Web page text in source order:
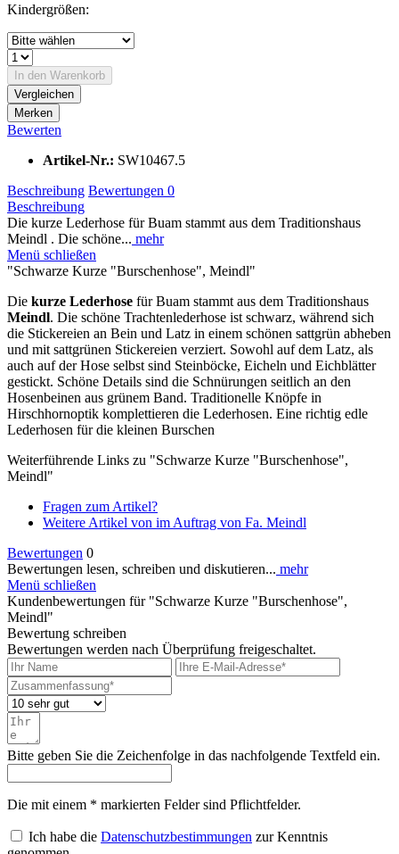
Kindergrößen:
In den Warenkorb
Vergleichen
Merken
Bewerten
Artikel-Nr.: SW10467.5
Beschreibung Bewertungen 0
Beschreibung
Die kurze Lederhose für Buam stammt aus dem Traditionshaus
Meindl . Die schöne... mehr
Menü schließen
"Schwarze Kurze "Burschenhose", Meindl"
Die kurze Lederhose für Buam stammt aus dem Traditionshaus
Meindl. Die schöne Trachtenlederhose ist schwarz, während sich
die Stickereien an Bein und Latz in einem schönen sattgrün abheben
und mit sattgrünen Stickereien verziert. Sowohl auf dem Latz, als
auch auf der Hose selbst sind Steinböcke, Eicheln und Eichblätter
gestickt. Schöne Details sind die Schnürungen seitlich an den
Hosenbeinen aus grünem Band. Traditionelle Knöpfe in
Hirschhornoptik komplettieren die Lederhosen. Eine richtig edle
Lederhosen für die kleinen Burschen
Weiterführende Links zu "Schwarze Kurze "Burschenhose",
Meindl"
Fragen zum Artikel?
Weitere Artikel von im Auftrag von Fa. Meindl
Bewertungen 0
Bewertungen lesen, schreiben und diskutieren... mehr
Menü schließen
Kundenbewertungen für "Schwarze Kurze "Burschenhose",
Meindl"
Bewertung schreiben
Bewertungen werden nach Überprüfung freigeschaltet.
Bitte geben Sie die Zeichenfolge in das nachfolgende Textfeld ein.
Die mit einem * markierten Felder sind Pflichtfelder.
Ich habe die Datenschutzbestimmungen zur Kenntnis